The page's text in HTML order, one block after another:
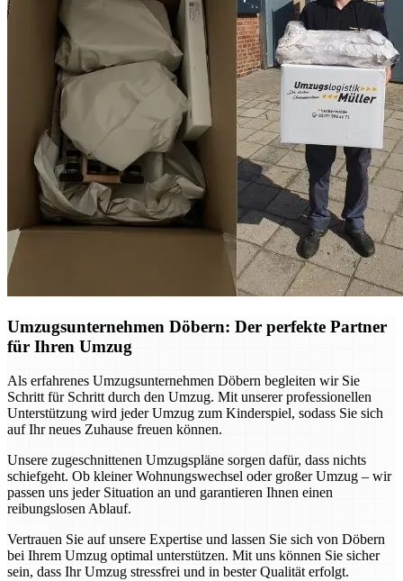
Umzugsunternehmen Döbern: Der perfekte Partner
für Ihren Umzug
Als erfahrenes Umzugsunternehmen Döbern begleiten wir Sie
Schritt für Schritt durch den Umzug. Mit unserer professionellen
Unterstützung wird jeder Umzug zum Kinderspiel, sodass Sie sich
auf Ihr neues Zuhause freuen können.
Unsere zugeschnittenen Umzugspläne sorgen dafür, dass nichts
schiefgeht. Ob kleiner Wohnungswechsel oder großer Umzug – wir
passen uns jeder Situation an und garantieren Ihnen einen
reibungslosen Ablauf.
Vertrauen Sie auf unsere Expertise und lassen Sie sich von Döbern
bei Ihrem Umzug optimal unterstützen. Mit uns können Sie sicher
sein, dass Ihr Umzug stressfrei und in bester Qualität erfolgt.